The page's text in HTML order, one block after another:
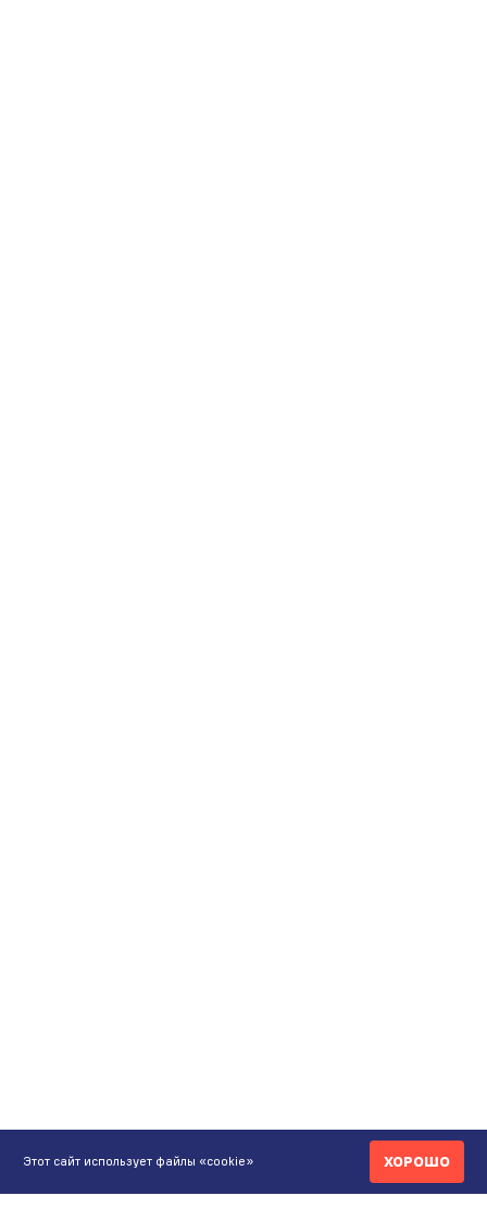
Этот сайт использует файлы «cookie» ХОРОШО